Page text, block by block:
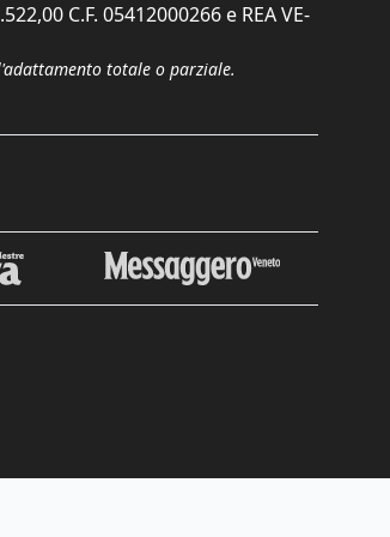
C.F. 05412000266 e REA VE-
totale o parziale.